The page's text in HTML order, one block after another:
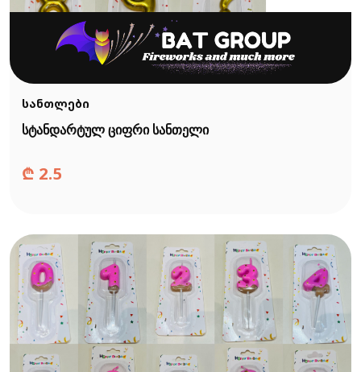
სანთლები
სტანდარტულ ციფრი სანთელი
₾ 2.5